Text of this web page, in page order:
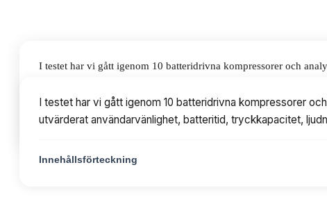
I testet har vi gått igenom 10 batteridrivna kompressorer och
Innehållsförteckning
I testet har vi gått igenom 10 batteridrivna kompressorer
utvärderat användarvänlighet, batteritid, tryckkapacitet,
Innehållsförteckning